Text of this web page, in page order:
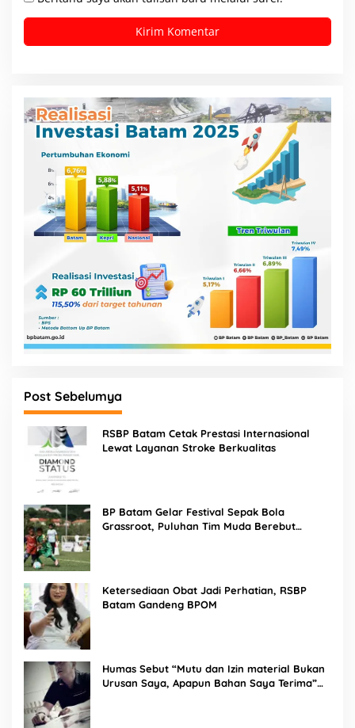
Post Sebelumya
RSBP Batam Cetak Prestasi Internasional
Lewat Layanan Stroke Berkualitas
BP Batam Gelar Festival Sepak Bola
Grassroot, Puluhan Tim Muda Berebut
Ketersediaan Obat Jadi Perhatian, RSBP
Batam Gandeng BPOM
Humas Sebut “Mutu dan Izin material Bukan
Urusan Saya, Apapun Bahan Saya Terima”